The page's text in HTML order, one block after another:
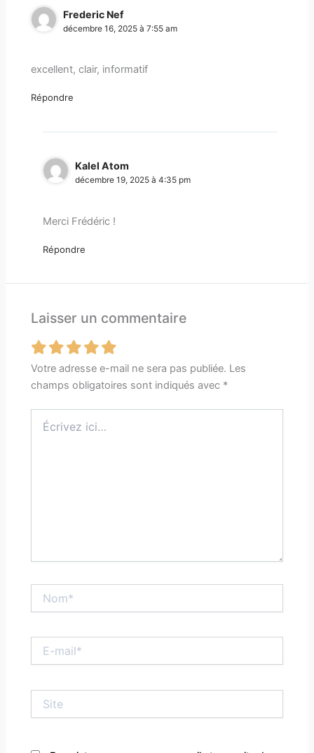
Frederic Nef
décembre 16, 2025 à 7:55 am
excellent, clair, informatif
Répondre
Kalel Atom
décembre 19, 2025 à 4:35 pm
Merci Frédéric !
Répondre
Laisser un commentaire
Votre adresse e-mail ne sera pas publiée. Les
champs obligatoires sont indiqués avec *
ici…
mail*